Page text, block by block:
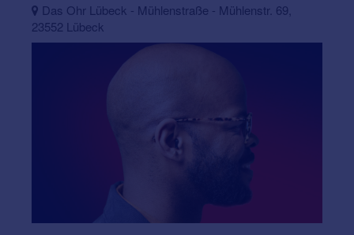
Das Ohr Lübeck - Mühlenstraße - Mühlenstr. 69,
23552 Lübeck